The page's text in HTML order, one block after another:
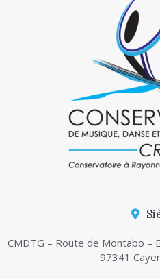
CMDTG – Route de Montabo –
97341